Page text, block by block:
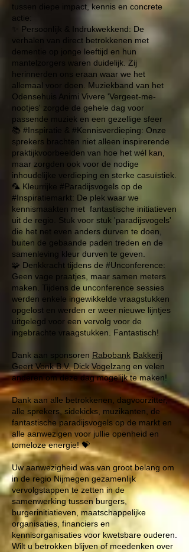
tussen diepe impact, kennis en concrete
actie:
✨ Persoonlijk & Indrukwekkend: De
verhalen van direct betrokkenen met
dementie op jonge leeftijd en hun
mantelzorgers waren duidelijk. Zij
herinnerden ons eraan waar we het
allemaal voor doen. Muziekband van het
Odensehuis Animi Vivere 'Vergeet-me-
nootjes' zorgde de gehele dag voor
passende muziek en een gezellige sfeer
📚 #Inspiratie & #Kennisverdieping: Onze
sprekers brachten niet alleen inspirerende
praktijkvoorbeelden van hoe het wél kan,
maar zorgden ook voor de nodige
inhoudelijke verdieping en sterke casuïstiek.
🦜 Kleurrijke #Paradijsvogels op de
#Inspiratiemarkt: De plek waar we
kennismaakten met fantastische initiatieven
uit de regio. Stuk voor stuk 'paradijsvogels'
die het net even anders durven te doen,
buiten de gebaande paden treden en de
samenleving kleur durven te geven.
🧩 Denkkracht tijdens de #Unconference:
Geen vage praatjes, maar samen meters
maken. Tijdens de unconference sessies
werden enkele ingewikkelde vraagstukken
opgelost en werden er weer nieuwe lijntjes
uitgelegd voor een vervolg voor de
ingebrachte vraagstukken. Fantastisch!
Dank aan sponsoren Rabobank Bakkerij
Geert Vonk B.V. Dick Vogelzang en velen
anderen om deze dag mogelijk te maken!
Dank aan alle betrokkenen, dagvoorzitter,
alle sprekers, sidekicks, muzikanten, de
fantastische paradijsvogels op de markt en
alle aanwezigen voor jullie openheid en
tomeloze energie! 💝
Uw aanwezigheid was van groot belang om
in de regio Nijmegen gezamenlijk
vervolgstappen te zetten in de
samenwerking tussen burgers,
burgerinitiatieven, maatschappelijke
organisaties, financiers en
kennisorganisaties voor kwetsbare ouderen.
Wilt u betrokken blijven of meedenken over